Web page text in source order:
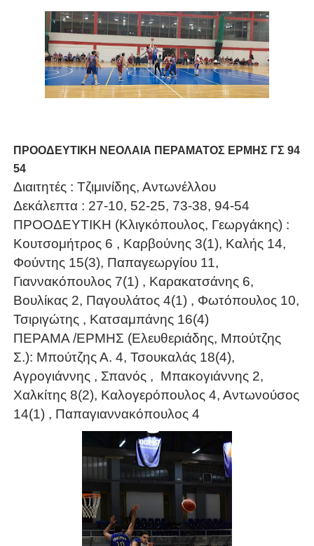
ΠΡΟΟΔΕΥΤΙΚΗ ΝΕΟΛΑΙΑ ΠΕΡΑΜΑΤΟΣ ΕΡΜΗΣ ΓΣ 94
54
Διαιτητές : Τζιμινίδης, Αντωνέλλου
Δεκάλεπτα : 27-10, 52-25, 73-38, 94-54
ΠΡΟΟΔΕΥΤΙΚΗ (Κλιγκόπουλος, Γεωργάκης) :
Κουτσομήτρος 6 , Καρβούνης 3(1), Καλής 14,
Φούντης 15(3), Παπαγεωργίου 11,
Γιαννακόπουλος 7(1) , Καρακατσάνης 6,
Βουλίκας 2, Παγουλάτος 4(1) , Φωτόπουλος 10,
Τσιριγώτης , Κατσαμπάνης 16(4)
ΠΕΡΑΜΑ /ΕΡΜΗΣ (Ελευθεριάδης, Μπούτζης
Σ.): Μπούτζης Α. 4, Τσουκαλάς 18(4),
Αγρογιάννης , Σπανός , Μπακογιάννης 2,
Χαλκίτης 8(2), Καλογερόπουλος 4, Αντωνούσος
14(1) , Παπαγιαννακόπουλος 4